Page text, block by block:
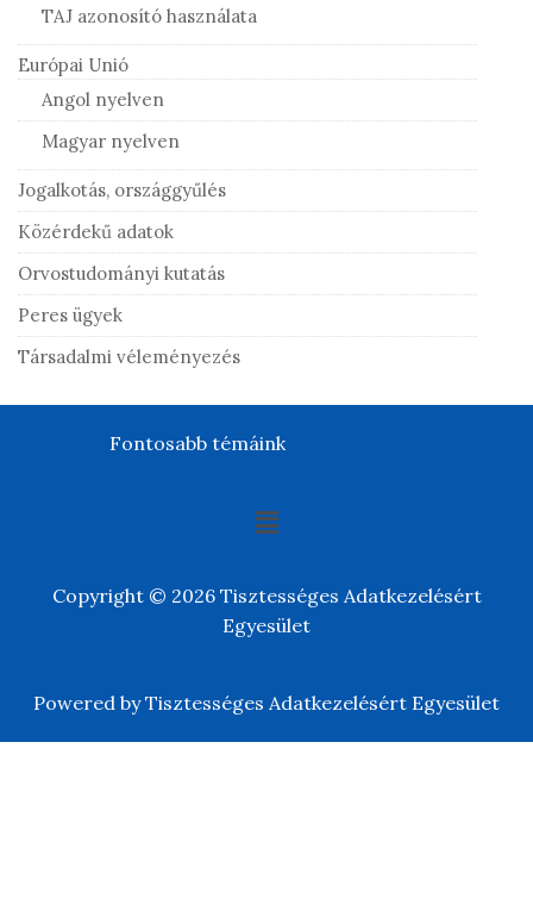
TAJ azonosító használata
Európai Unió
Angol nyelven
Magyar nyelven
Jogalkotás, országgyűlés
Közérdekű adatok
Orvostudományi kutatás
Peres ügyek
Társadalmi véleményezés
Fontosabb témáink
Copyright © 2026 Tisztességes Adatkezelésért
Egyesület
Powered by Tisztességes Adatkezelésért Egyesület